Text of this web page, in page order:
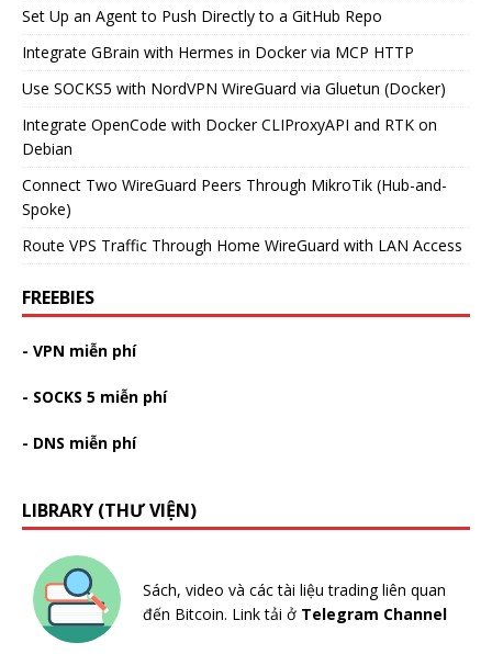
Set Up an Agent to Push Directly to a GitHub Repo
Integrate GBrain with Hermes in Docker via MCP HTTP
Use SOCKS5 with NordVPN WireGuard via Gluetun (Docker)
Integrate OpenCode with Docker CLIProxyAPI and RTK on
Debian
Connect Two WireGuard Peers Through MikroTik (Hub-and-
Spoke)
Route VPS Traffic Through Home WireGuard with LAN Access
FREEBIES
- VPN miễn phí
- SOCKS 5 miễn phí
- DNS miễn phí
LIBRARY (THƯ VIỆN)
Sách, video và các tài liệu trading liên quan
đến Bitcoin. Link tải ở Telegram Channel